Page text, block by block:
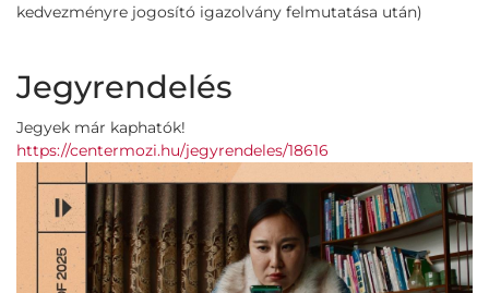
kedvezményre jogosító igazolvány felmutatása után)
Jegyrendelés
Jegyek már kaphatók!
https://centermozi.hu/jegyrendeles/18616